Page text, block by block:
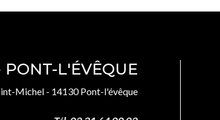
L'ÉVÊQUE
Michel - 14130 Pont-l'évêque